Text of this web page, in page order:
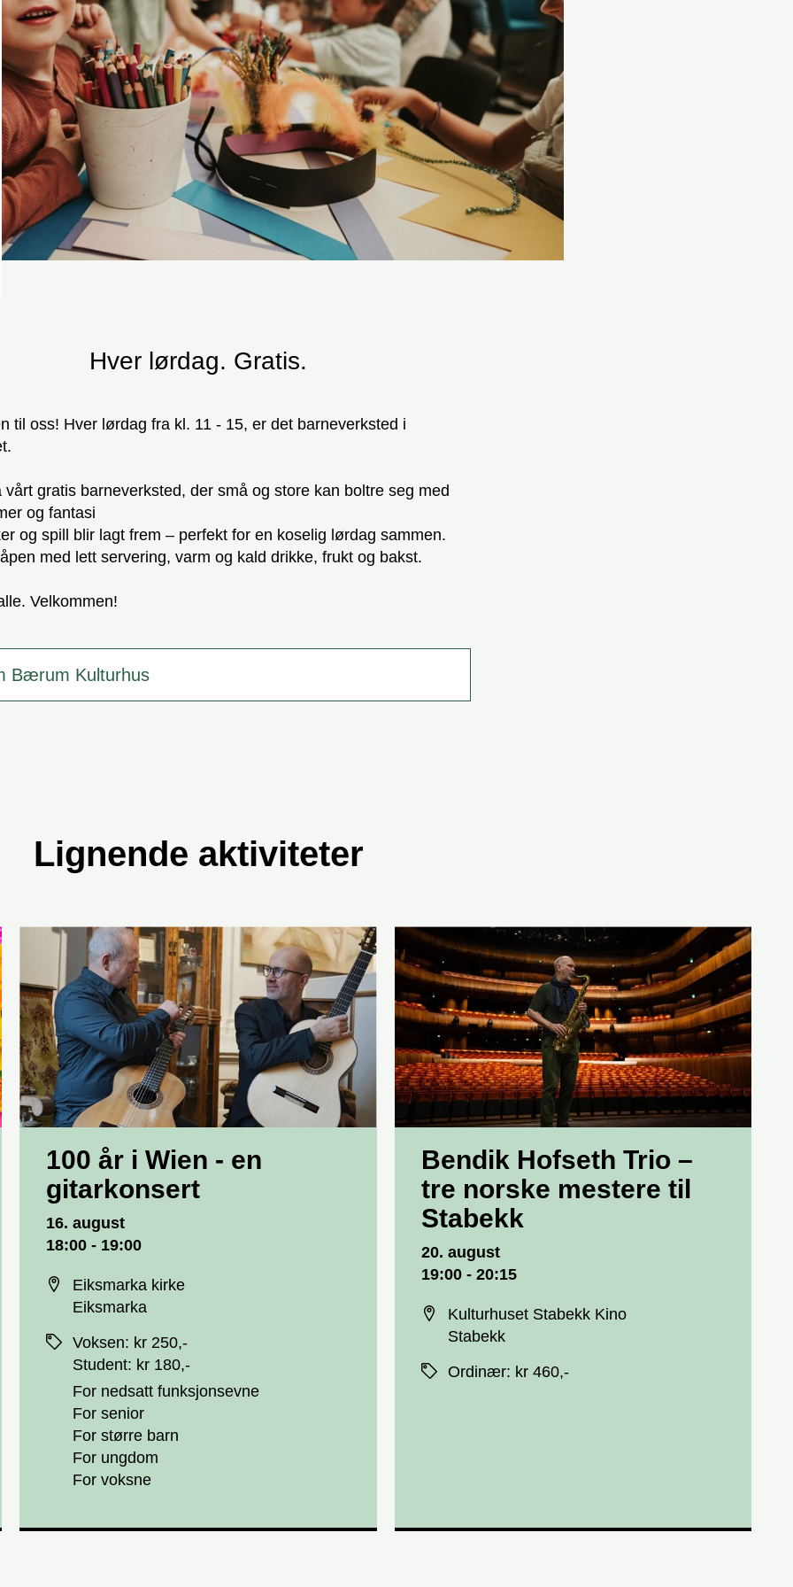
Hver lørdag. Gratis.
til oss! Hver lørdag fra kl. 11 - 15, er det barneverksted i
vårt gratis barneverksted, der små og store kan boltre seg med
og fantasi
og spill blir lagt frem – perfekt for en koselig lørdag sammen.
med lett servering, varm og kald drikke, frukt og bakst.
Velkommen!
Bærum Kulturhus
Lignende aktiviteter
100 år i Wien - en
gitarkonsert
16. august
18:00 - 19:00
Eiksmarka kirke
Eiksmarka
Voksen: kr 250,-
Student: kr 180,-
For nedsatt funksjonsevne
For senior
For større barn
For ungdom
For voksne
Bendik Hofseth Trio –
tre norske mestere til
Stabekk
20. august
19:00 - 20:15
Kulturhuset Stabekk Kino
Stabekk
Ordinær: kr 460,-